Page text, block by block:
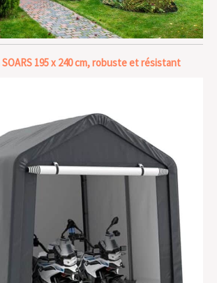
195 x 240 cm, robuste et résistant